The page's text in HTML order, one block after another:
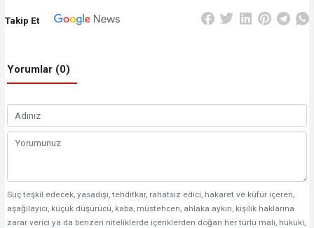
Takip Et
Yorumlar (0)
Suç teşkil edecek, yasadışı, tehditkar, rahatsız edici, hakaret ve küfür içeren,
aşağılayıcı, küçük düşürücü, kaba, müstehcen, ahlaka aykırı, kişilik haklarına
zarar verici ya da benzeri niteliklerde içeriklerden doğan her türlü mali, hukuki,